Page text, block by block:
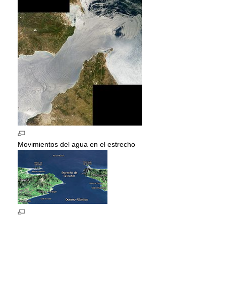
Movimientos del agua en el estrecho